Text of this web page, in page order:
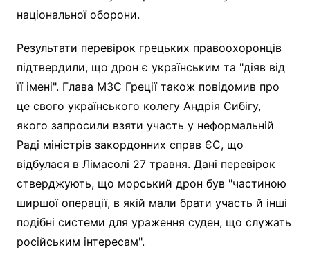
національної оборони.
Результати перевірок грецьких правоохоронців
підтвердили, що дрон є українським та "діяв від
її імені". Глава МЗС Греції також повідомив про
це свого українського колегу Андрія Сибігу,
якого запросили взяти участь у неформальній
Раді міністрів закордонних справ ЄС, що
відбулася в Лімасолі 27 травня. Дані перевірок
стверджують, що морський дрон був "частиною
ширшої операції, в якій мали брати участь й інші
подібні системи для ураження суден, що служать
російським інтересам".